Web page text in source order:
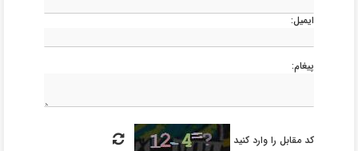
ایمیل:
پیغام:
کد مقابل را وارد کنید